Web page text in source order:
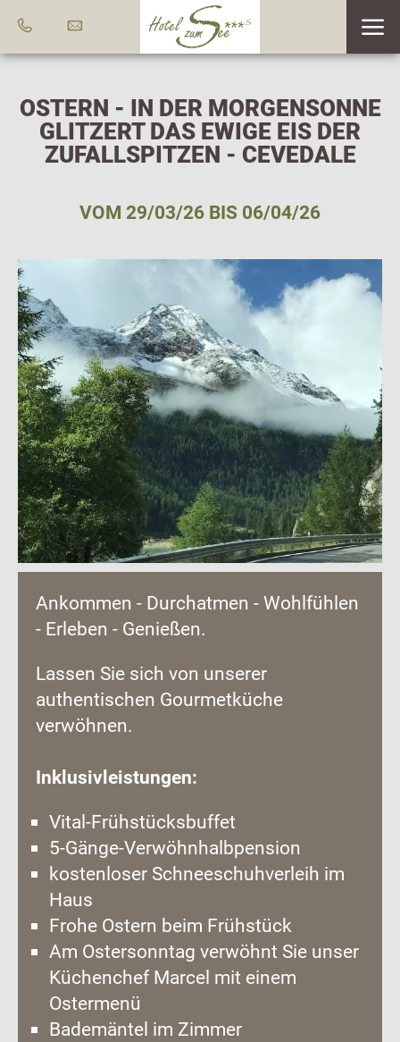
OSTERN - IN DER MORGENSONNE
GLITZERT DAS EWIGE EIS DER
ZUFALLSPITZEN - CEVEDALE
VOM 29/03/26 BIS 06/04/26
Ankommen - Durchatmen - Wohlfühlen
- Erleben - Genießen.
Lassen Sie sich von unserer
authentischen Gourmetküche
verwöhnen.
Inklusivleistungen:
Vital-Frühstücksbuffet
5-Gänge-Verwöhnhalbpension
kostenloser Schneeschuhverleih im
Haus
Frohe Ostern beim Frühstück
Am Ostersonntag verwöhnt Sie unser
Küchenchef Marcel mit einem
Ostermenü
Bademäntel im Zimmer